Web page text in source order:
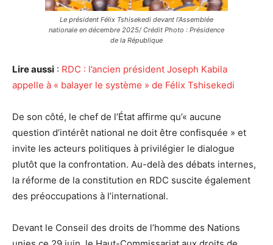
Le président Félix Tshisekedi devant l’Assemblée
nationale en décembre 2025/ Crédit Photo : Présidence
de la République
Lire aussi : RDC : l’ancien président Joseph Kabila
appelle à « balayer le système » de Félix Tshisekedi
De son côté, le chef de l’État affirme qu’« aucune
question d’intérêt national ne doit être confisquée » et
invite les acteurs politiques à privilégier le dialogue
plutôt que la confrontation. Au-delà des débats internes,
la réforme de la constitution en RDC suscite également
des préoccupations à l’international.
Devant le Conseil des droits de l’homme des Nations